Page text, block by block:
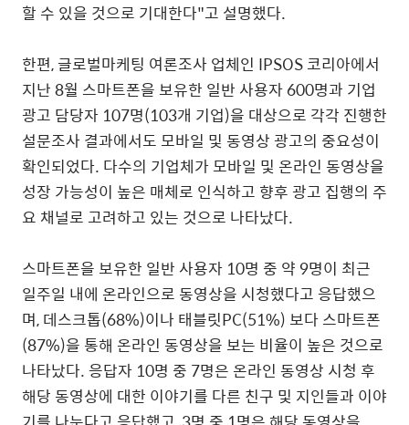
할 수 있을 것으로 기대한다"고 설명했다.
한편, 글로벌마케팅 여론조사 업체인 IPSOS 코리아에서
지난 8월 스마트폰을 보유한 일반 사용자 600명과 기업
광고 담당자 107명(103개 기업)을 대상으로 각각 진행한
설문조사 결과에서도 모바일 및 동영상 광고의 중요성이
확인되었다. 다수의 기업체가 모바일 및 온라인 동영상을
성장 가능성이 높은 매체로 인식하고 향후 광고 집행의 주
요 채널로 고려하고 있는 것으로 나타났다.
스마트폰을 보유한 일반 사용자 10명 중 약 9명이 최근
일주일 내에 온라인으로 동영상을 시청했다고 응답했으
며, 데스크톱(68%)이나 태블릿PC(51%) 보다 스마트폰
(87%)을 통해 온라인 동영상을 보는 비율이 높은 것으로
나타났다. 응답자 10명 중 7명은 온라인 동영상 시청 후
해당 동영상에 대한 이야기를 다른 친구 및 지인들과 이야